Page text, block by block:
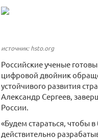
источник: hsto.org
Российские ученые
цифровой двойник
устойчивого развития
Александр Сергеев,
России.
«Будем стараться, чтобы
действительно